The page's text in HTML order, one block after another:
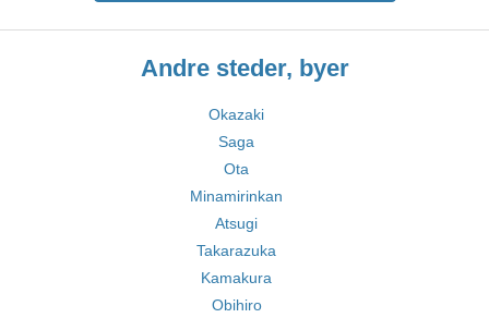
Andre steder, byer
Okazaki
Saga
Ota
Minamirinkan
Atsugi
Takarazuka
Kamakura
Obihiro